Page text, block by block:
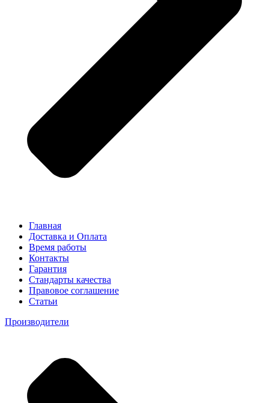
Главная
Доставка и Оплата
Время работы
Контакты
Гарантия
Стандарты качества
Правовое соглашение
Статьи
Производители